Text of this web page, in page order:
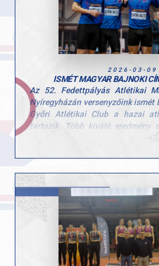
Gratulálunk Kristóf az idei
eredményeidhez, és sok sikert
szerepléshez!
2026-03-09
ISMÉT MAGYAR BAJNOKI
Az 52. Fedettpályás Atlétikai
Nyíregyházán versenyzőink ismét
Győri Atlétikai Club a hazai
tartozik. Több kiváló eredmény
- Böndör Márton, férfi rúdugrás,
Marci magabiztos
ugrással szerezte meg
címét. A hazai bajnokság előtt
fedettpályás szezont teljesített,
ez a győzelem.
- Zemen Zalán, férfi 60 m gát
Többpróbázónk ismét